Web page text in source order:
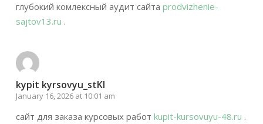
глубокий комлексный аудит сайта prodvizhenie-
sajtov13.ru .
kypit kyrsovyu_stKl
January 16, 2026 at 10:01 am
сайт для заказа курсовых работ kupit-kursovuyu-48.ru .